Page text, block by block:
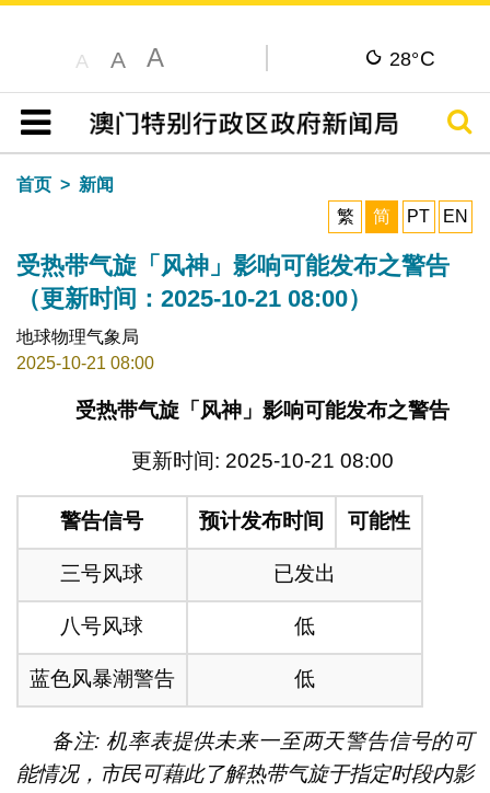
A A A 28°C
目录
搜寻
首页
新闻
繁
简 PT EN
受热带气旋「风神」影响可能发布之警告
（更新时间：2025-10-21 08:00）
地球物理气象局
2025-10-21 08:00
受热带气旋「风神」影响可能发布之警告
更新时间: 2025-10-21 08:00
警告信号 预计发布时间 可能性
三号风球 已发出
八号风球 低
蓝色风暴潮警告 低
备注: 机率表提供未来一至两天警告信号的可
能情况，市民可藉此了解热带气旋于指定时段内影